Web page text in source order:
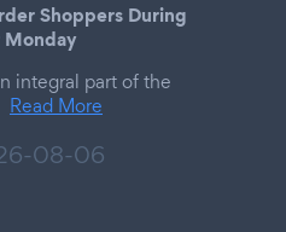
Shoppers During
integral part of the
Read More
08-06